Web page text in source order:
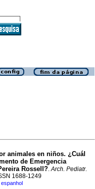
animales en niños. ¿Cuál
de Emergencia
Rossell?.Arch. Pediatr.
1688-1249